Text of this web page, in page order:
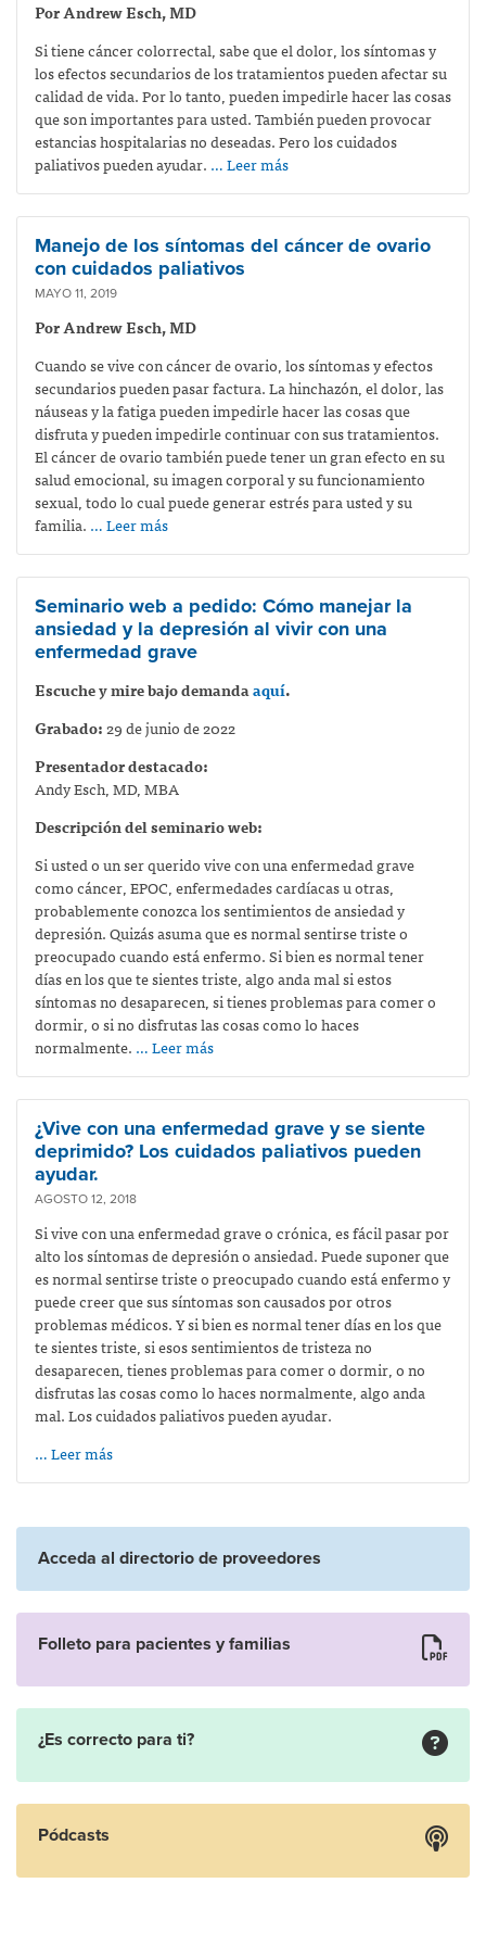
Por Andrew Esch, MD
Si tiene cáncer colorrectal, sabe que el dolor, los síntomas y
los efectos secundarios de los tratamientos pueden afectar su
calidad de vida. Por lo tanto, pueden impedirle hacer las cosas
que son importantes para usted. También pueden provocar
estancias hospitalarias no deseadas. Pero los cuidados
paliativos pueden ayudar. … Leer más
Manejo de los síntomas del cáncer de ovario
con cuidados paliativos
MAYO 11, 2019
Por Andrew Esch, MD
Cuando se vive con cáncer de ovario, los síntomas y efectos
secundarios pueden pasar factura. La hinchazón, el dolor, las
náuseas y la fatiga pueden impedirle hacer las cosas que
disfruta y pueden impedirle continuar con sus tratamientos.
El cáncer de ovario también puede tener un gran efecto en su
salud emocional, su imagen corporal y su funcionamiento
sexual, todo lo cual puede generar estrés para usted y su
familia. … Leer más
Seminario web a pedido: Cómo manejar la
ansiedad y la depresión al vivir con una
enfermedad grave
Escuche y mire bajo demandaaquí.
Grabado:29 de junio de 2022
Presentador destacado:
Andy Esch, MD, MBA
Descripción del seminario web:
Si usted o un ser querido vive con una enfermedad grave
como cáncer, EPOC, enfermedades cardíacas u otras,
probablemente conozca los sentimientos de ansiedad y
depresión. Quizás asuma que es normal sentirse triste o
preocupado cuando está enfermo. Si bien es normal tener
días en los que te sientes triste, algo anda mal si estos
síntomas no desaparecen, si tienes problemas para comer o
dormir, o si no disfrutas las cosas como lo haces
normalmente. … Leer más
¿Vive con una enfermedad grave y se siente
deprimido? Los cuidados paliativos pueden
ayudar.
AGOSTO 12, 2018
Si vive con una enfermedad grave o crónica, es fácil pasar por
alto los síntomas de depresión o ansiedad. Puede suponer que
es normal sentirse triste o preocupado cuando está enfermo y
puede creer que sus síntomas son causados por otros
problemas médicos. Y si bien es normal tener días en los que
te sientes triste, si esos sentimientos de tristeza no
desaparecen, tienes problemas para comer o dormir, o no
disfrutas las cosas como lo haces normalmente, algo anda
mal. Los cuidados paliativos pueden ayudar.
… Leer más
Acceda al directorio de proveedores
Folleto para pacientes y familias
¿Es correcto para ti?
Pódcasts